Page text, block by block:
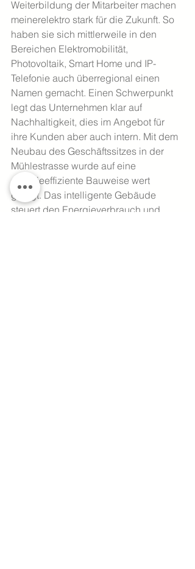
Weiterbildung der Mitarbeiter machen
meinerelektro stark für die Zukunft. So
haben sie sich mittlerweile in den
Bereichen Elektromobilität,
Photovoltaik, Smart Home und IP-
Telefonie auch überregional einen
Namen gemacht. Einen Schwerpunkt
legt das Unternehmen klar auf
Nachhaltigkeit, dies im Angebot für
ihre Kunden aber auch intern. Mit dem
Neubau des Geschäftssitzes in der
Mühlestrasse wurde auf eine
energieeffiziente Bauweise wert
gelegt. Das intelligente Gebäude
steuert den Energieverbrauch und